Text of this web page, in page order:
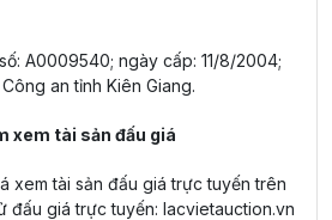
A0009540; ngày cấp: 11/8/2004;
an tỉnh Kiên Giang.
xem tài sản đấu giá
xem tài sản đấu giá trực tuyến trên
đấu giá trực tuyến: lacvietauction.vn